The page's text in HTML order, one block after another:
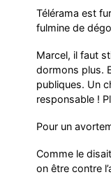
Télérama est
fulmine de
Marcel, il faut
dormons plus.
publiques. Un
responsable !
Pour un
Comme le
on être contre